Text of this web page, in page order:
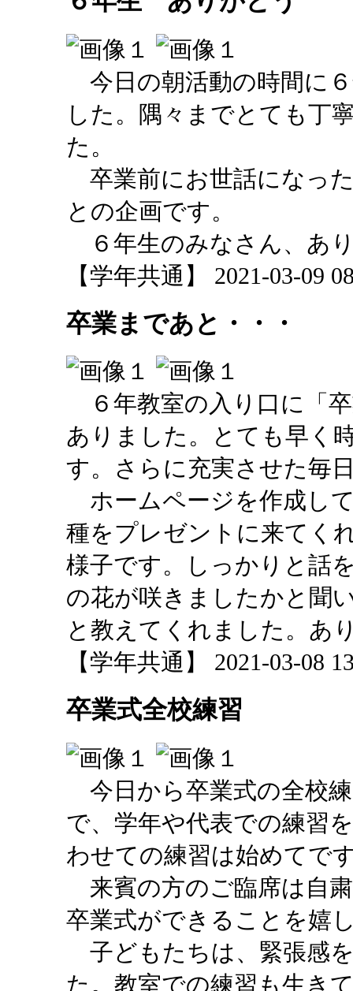
今日の朝活動の時間に
した。隅々までとても丁
た。
卒業前にお世話になっ
との企画です。
６年生のみなさん、あ
【学年共通】 2021-03-09
卒業まであと・・・
６年教室の入り口に「
ありました。とても早く
す。さらに充実させた毎
ホームページを作成し
種をプレゼントに来てく
様子です。しっかりと話
の花が咲きましたかと聞
と教えてくれました。あ
【学年共通】 2021-03-08
卒業式全校練習
今日から卒業式の全校
で、学年や代表での練習
わせての練習は始めてで
来賓の方のご臨席は自
卒業式ができることを嬉
子どもたちは、緊張感
た。教室での練習も生き